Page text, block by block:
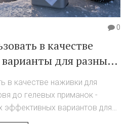
0
в качестве
для разных
в качестве наживки для
до гелевых приманок -
вариантов для
Узнайте, что